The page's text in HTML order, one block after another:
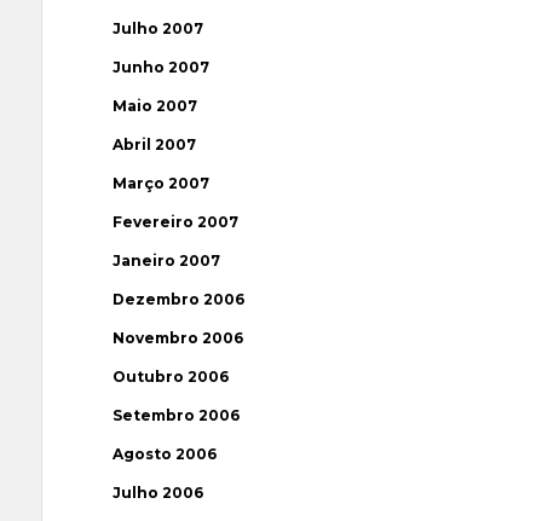
Julho 2007
Junho 2007
Maio 2007
Abril 2007
Março 2007
Fevereiro 2007
Janeiro 2007
Dezembro 2006
Novembro 2006
Outubro 2006
Setembro 2006
Agosto 2006
Julho 2006